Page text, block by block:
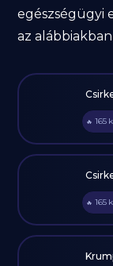
egészségügyi
az
🔥 165
🔥 165